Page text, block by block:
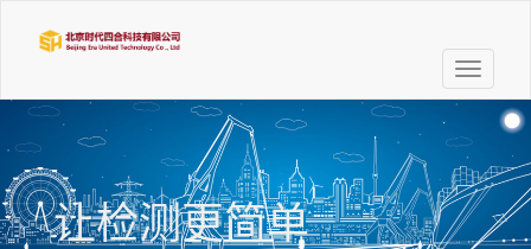
Toggle
让检测更简单